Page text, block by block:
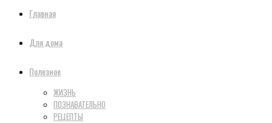
Главная
Для дома
Полезное
ЖИЗНЬ
ПОЗНАВАТЕЛЬНО
РЕЦЕПТЫ